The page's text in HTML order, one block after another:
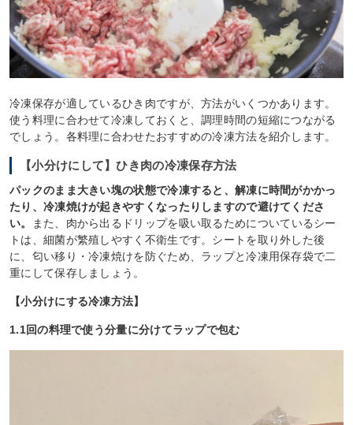
冷凍保存が適しているひき肉ですが、方法がいくつかあります。
使う料理に合わせて冷凍しておくと、調理時間の短縮につながる
でしょう。各料理に合わせたおすすめの冷凍方法を紹介します。
【小分けにして】ひき肉の冷凍保存方法
パックのまま大きい塊の状態で冷凍すると、解凍に時間がかかっ
たり、冷凍焼けが起きやすくなったりしますので避けてくださ
い。
また、肉から出るドリップを吸い取るためについているシー
トは、細菌が繁殖しやすく不衛生です。シートを取り外した後
に、匂い移り・冷凍焼けを防ぐため、ラップと冷凍用保存袋で二
重にして保存しましょう。
【小分けにする冷凍方法】
1.1回の料理で使う分量に分けてラップで包む